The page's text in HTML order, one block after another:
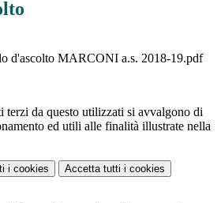
d'ascolto MARCONI a.s. 2018-19.pdf
terzi da questo utilizzati si avvalgono di
ed utili alle finalità illustrate nella
i cookies Accetta tutti i cookies